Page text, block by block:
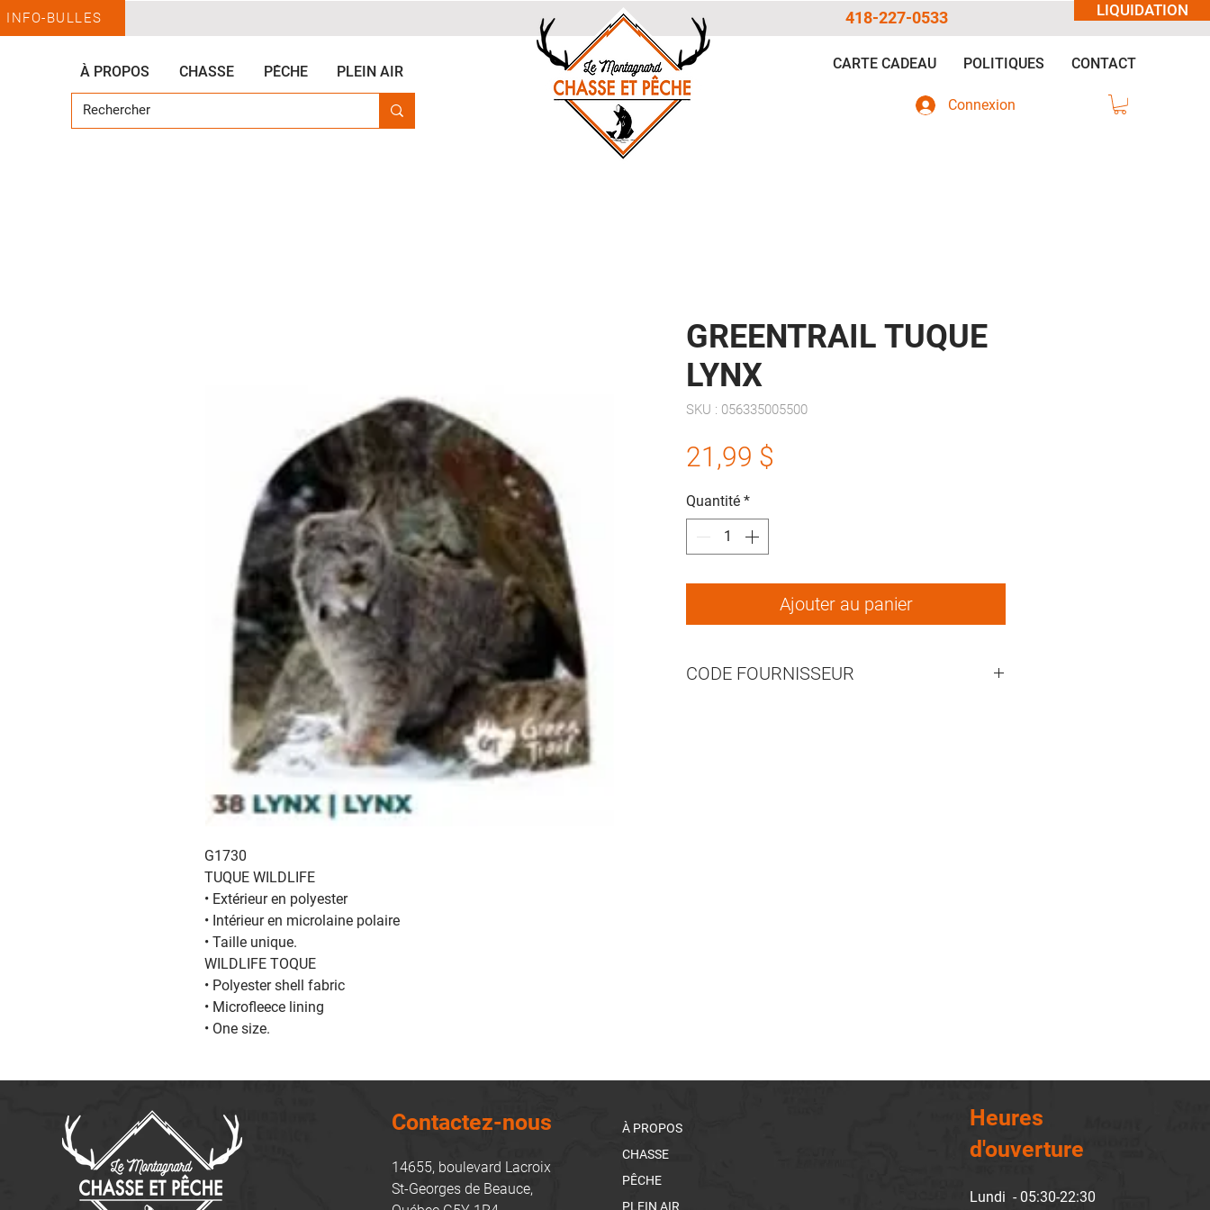
LIQUIDATION
INFO-BULLES
À PROPOS CHASSE PÊCHE PLEIN AIR
418-227-0533
CARTE CADEAU POLITIQUES CONTACT
Connexion
G1730
TUQUE WILDLIFE
• Extérieur en polyester
• Intérieur en microlaine polaire
• Taille unique.
WILDLIFE TOQUE
• Polyester shell fabric
• Microfleece lining
• One size.
GREENTRAIL TUQUE
LYNX
SKU : 056335005500
21,99 $
Quantité *
Ajouter au panier
CODE FOURNISSEUR
Contactez-nous
14655, boulevard Lacroix
St-Georges de Beauce,
À PROPOS
CHASSE
PÊCHE
PLEIN AIR
Heures
d'ouverture
Lundi - 05:30-22:30